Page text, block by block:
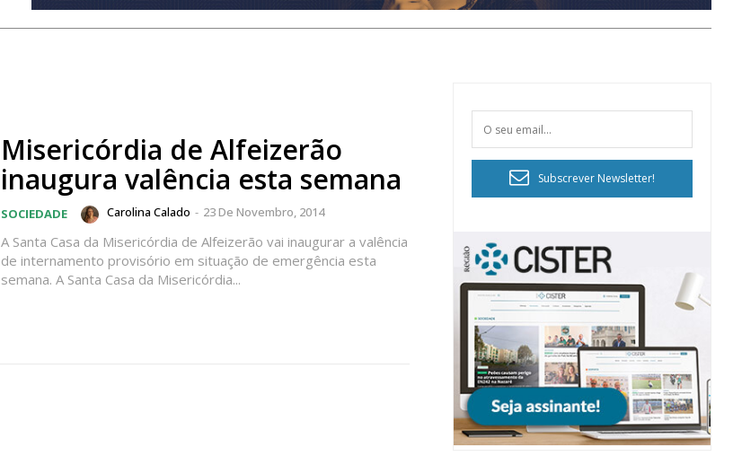
Misericórdia de Alfeizerão
inaugura valência esta semana
SOCIEDADE Carolina Calado - 23 De Novembro, 2014
A Santa Casa da Misericórdia de Alfeizerão vai inaugurar a valência
de internamento provisório em situação de emergência esta
semana. A Santa Casa da Misericórdia...
Subscrever Newsletter!